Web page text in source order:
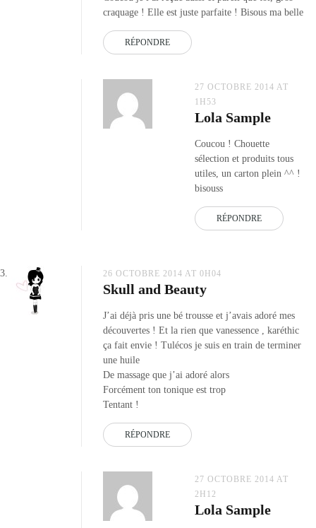
craquage ! Elle est juste parfaite ! Bisous ma belle
RÉPONDRE
27 OCTOBRE 2014 AT
1H53
Lola Sample
Coucou ! Chouette
sélection et produits tous
utiles, un carton plein ^^ !
bisouss
RÉPONDRE
26 OCTOBRE 2014 AT 0H04
Skull and Beauty
J’ai déjà pris une bé trousse et j’avais adoré mes
découvertes ! Et la rien que vanessence , karéthic
ça fait envie ! Tulécos je suis en train de terminer
une huile
De massage que j’ai adoré alors
Forcément ton tonique est trop
Tentant !
RÉPONDRE
27 OCTOBRE 2014 AT
2H12
Lola Sample